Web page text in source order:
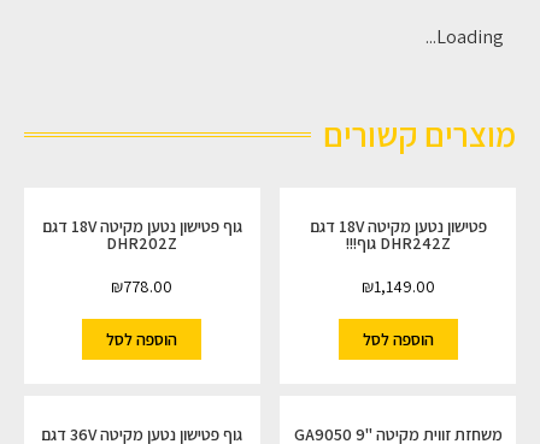
Loading...
מוצרים קשורים
פטישון נטען מקיטה 18V דגם
DHR242Z גוף!!!
₪1,149.00
הוספה לסל
גוף פטישון נטען מקיטה 18V דגם
DHR202Z
₪778.00
הוספה לסל
משחזת זווית מקיטה "9 GA9050
גוף פטישון נטען מקיטה 36V דגם